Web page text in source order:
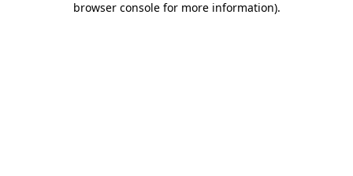
browser console for more information).